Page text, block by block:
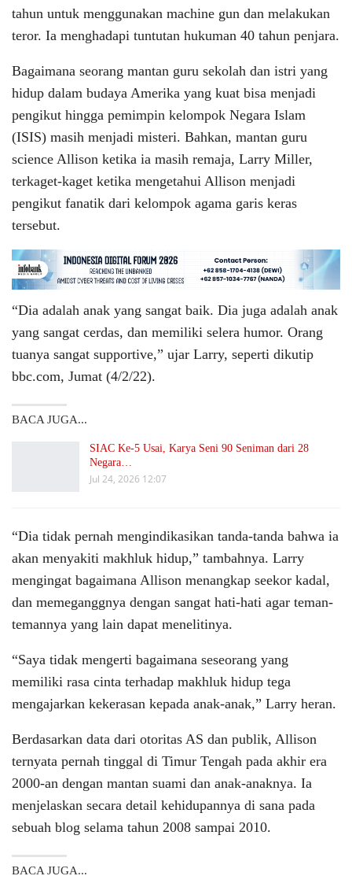
tahun untuk menggunakan machine gun dan melakukan
teror. Ia menghadapi tuntutan hukuman 40 tahun penjara.
Bagaimana seorang mantan guru sekolah dan istri yang
hidup dalam budaya Amerika yang kuat bisa menjadi
pengikut hingga pemimpin kelompok Negara Islam
(ISIS) masih menjadi misteri. Bahkan, mantan guru
science Allison ketika ia masih remaja, Larry Miller,
terkaget-kaget ketika mengetahui Allison menjadi
pengikut fanatik dari kelompok agama garis keras
tersebut.
“Dia adalah anak yang sangat baik. Dia juga adalah anak
yang sangat cerdas, dan memiliki selera humor. Orang
tuanya sangat supportive,” ujar Larry, seperti dikutip
bbc.com, Jumat (4/2/22).
BACA JUGA...
SIAC Ke-5 Usai, Karya Seni 90 Seniman dari 28
Negara…
Jul 24, 2026 12:07
“Dia tidak pernah mengindikasikan tanda-tanda bahwa ia
akan menyakiti makhluk hidup,” tambahnya. Larry
mengingat bagaimana Allison menangkap seekor kadal,
dan memeganggnya dengan sangat hati-hati agar teman-
temannya yang lain dapat menelitinya.
“Saya tidak mengerti bagaimana seseorang yang
memiliki rasa cinta terhadap makhluk hidup tega
mengajarkan kekerasan kepada anak-anak,” Larry heran.
Berdasarkan data dari otoritas AS dan publik, Allison
ternyata pernah tinggal di Timur Tengah pada akhir era
2000-an dengan mantan suami dan anak-anaknya. Ia
menjelaskan secara detail kehidupannya di sana pada
sebuah blog selama tahun 2008 sampai 2010.
BACA JUGA...